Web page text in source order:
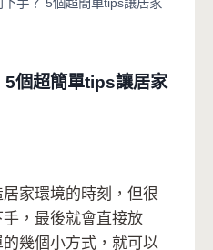
5個超簡單tips讓居家
家環境的時刻，但很
，最後就會直接放
幾個小方式，就可以